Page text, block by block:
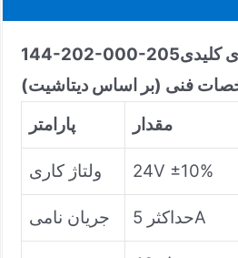
144-202-000-205کلیدی
فنی (بر اساس دیتاشیت)
پارامتر
مقدار
ولتاژ کاری 24V ±10%
جریان نامی حداکثر 5A